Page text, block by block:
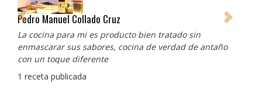
Albert Adrià
Redes sociales:
https://www.instagram.com/enigma_albertadria/
https://www.instagram.com/albertadriaprojects/
3 recetas publicadas